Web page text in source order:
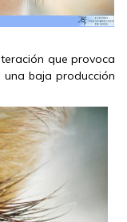
que provoca
baja producción